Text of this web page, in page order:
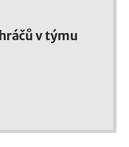
v týmu